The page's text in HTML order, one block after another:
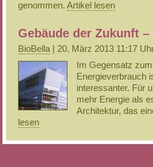
genommen. Artikel lesen
Gebäude der Zukunft
BioBella | 20. März 2013 11:17
Im Gegensatz
Energieverbrauch
interessanter. Für
mehr Energie als
Architektur, das
lesen